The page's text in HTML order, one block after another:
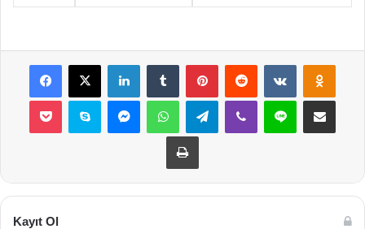
Facebook
X LinkedInTumblr PinterestReddit VKontakte
Pocket Skype MessengerWhatsAppTelegramViber Line E-Posta ile
Yazdır
Kayıt Ol